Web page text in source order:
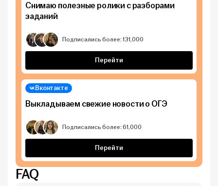
Снимаю полезные ролики с разборами
заданий
Перейти
Подписались более: 131,000
Вконтакте
Выкладываем свежие новости о ОГЭ
Перейти
Подписались более: 61,000
FAQ